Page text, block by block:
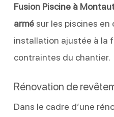
Fusion Piscine à
armésur les piscines en
installation ajustée à la
contraintes du chantier.
Rénovation de
Dans le cadre d’une